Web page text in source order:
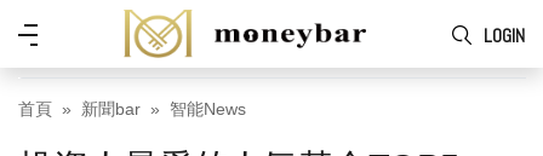
Skip to main content
LOGIN
功
能
表
首頁 新聞bar 智能News